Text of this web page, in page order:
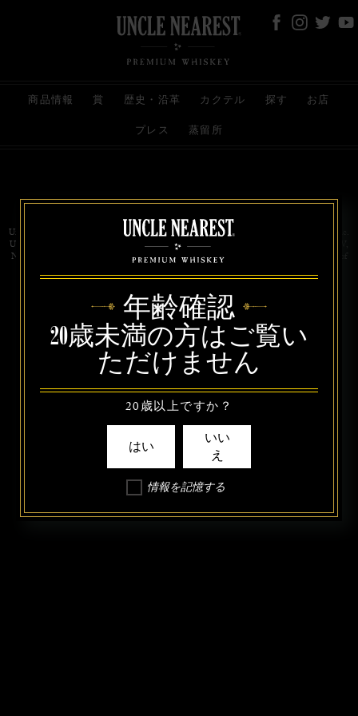
商品情報 賞 歴史・沿革 カクテル 探す お店
プレス 蒸留所
お問い合わせ 代理店 規約と条件
プライバシー
Uncle Nearest Premium Whiskey is wholly and independently owned by Uncle Nearest, Inc.
UNCLE NEAREST, THE BEST WHISKEY MAKER THE WORLD NEVER KNEW,
NATHAN GREEN, NEAREST GREEN, and DRINK HONORABLY are trademarks of
年齢確認
20歳未満の方はご覧い
ただけません
20歳以上ですか？
はい
いい
え
情報を記憶する